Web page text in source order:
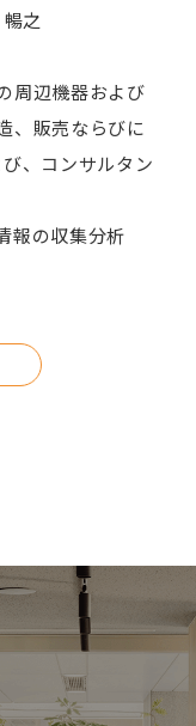
之
周辺機器および
、販売ならびに
、コンサルタン
報の収集分析